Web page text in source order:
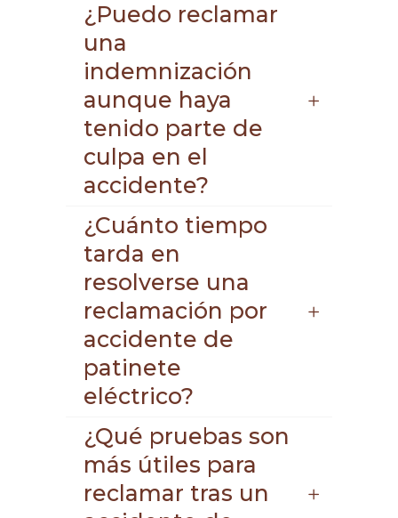
¿Puedo reclamar
una
indemnización
aunque haya
tenido parte de
culpa en el
accidente?
¿Cuánto tiempo
tarda en
resolverse una
reclamación por
accidente de
patinete
eléctrico?
¿Qué pruebas son
más útiles para
reclamar tras un